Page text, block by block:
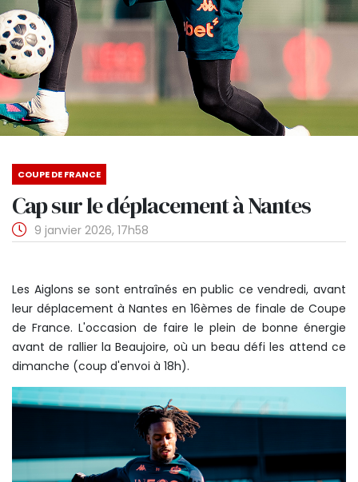
COUPE DE FRANCE
Cap sur le déplacement à Nantes
9 janvier 2026, 17h58
Les Aiglons se sont entraînés en public ce vendredi, avant
leur déplacement à Nantes en 16èmes de finale de Coupe
de France. L'occasion de faire le plein de bonne énergie
avant de rallier la Beaujoire, où un beau défi les attend ce
dimanche (coup d'envoi à 18h).